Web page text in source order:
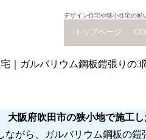
デザイン住宅や狭小住宅の願
トップページ
｜ガルバリウム鋼板鎧張りの3
大阪府吹田市の狭小地で施工
ながら、ガルバリウム鋼板の